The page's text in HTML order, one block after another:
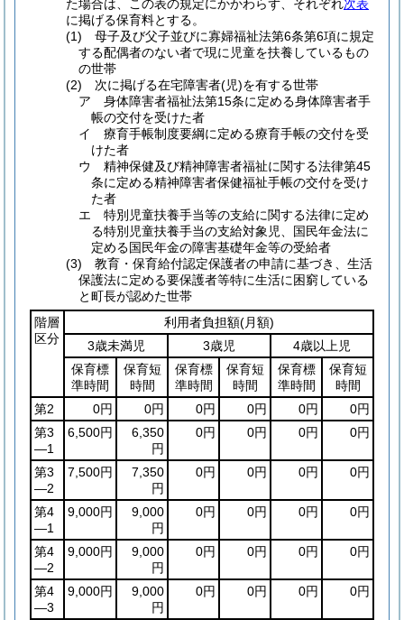
た場合は、この表の規定にかかわらず、それぞれ次表
に掲げる保育料とする。
(1) 母子及び父子並びに寡婦福祉法第6条第6項に規定
する配偶者のない者で現に児童を扶養しているもの
の世帯
(2) 次に掲げる在宅障害者(児)を有する世帯
ア 身体障害者福祉法第15条に定める身体障害者手
帳の交付を受けた者
イ 療育手帳制度要綱に定める療育手帳の交付を受
けた者
ウ 精神保健及び精神障害者福祉に関する法律第45
条に定める精神障害者保健福祉手帳の交付を受け
た者
エ 特別児童扶養手当等の支給に関する法律に定め
る特別児童扶養手当の支給対象児、国民年金法に
定める国民年金の障害基礎年金等の受給者
(3) 教育・保育給付認定保護者の申請に基づき、生活
保護法に定める要保護者等特に生活に困窮している
と町長が認めた世帯
階層
区分
利用者負担額(月額)
3歳未満児
3歳児
4歳以上児
保育標
準時間
保育短
時間
保育標
準時間
保育短
時間
保育標
準時間
保育短
時間
第2
0円 0円 0円 0円 0円
0円
第3
―1
6,500円
6,350
円
0円 0円 0円 0円
第3
―2
7,500円
7,350
円
0円 0円 0円 0円
第4
―1
9,000円
9,000
円
0円 0円 0円 0円
第4
―2
9,000円
9,000
円
0円 0円 0円 0円
第4
―3
9,000円
9,000
円
0円 0円 0円 0円